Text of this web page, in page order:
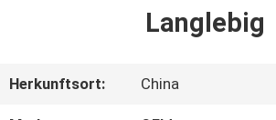
UNS
Langlebig
Herkunftsort: China